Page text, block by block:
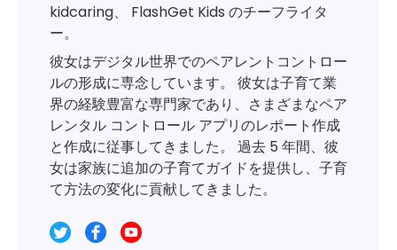
kidcaring、 FlashGet Kids のチーフライタ
ー。
彼女はデジタル世界でのペアレントコントロー
ルの形成に専念しています。 彼女は子育て業
界の経験豊富な専門家であり、さまざまなペア
レンタル コントロール アプリのレポート作成
と作成に従事してきました。 過去 5 年間、彼
女は家族に追加の子育てガイドを提供し、子育
て方法の変化に貢献してきました。